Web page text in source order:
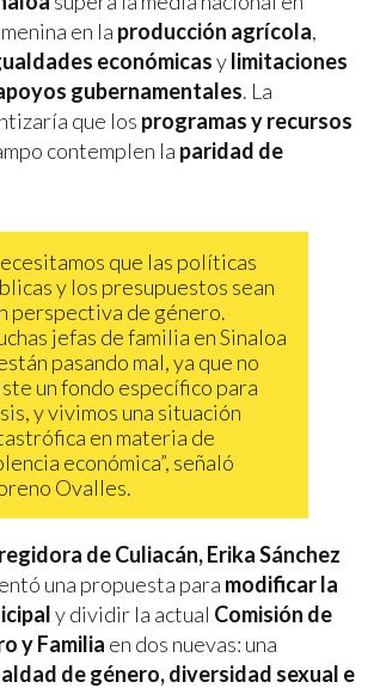
en la producción agrícola,
económicasylimitaciones
gubernamentales. La
que los programas y recursos
contemplen la paridad de
que las políticas
y los presupuestos sean
perspectiva de género.
jefas de familia en Sinaloa
pasando mal, ya que no
un fondo específico para
y vivimos una situación
en materia de
económica”, señaló
Ovalles.
regidora de Culiacán, Erika Sánchez
una propuesta para modificar la
y dividir la actual Comisión de
y Familia en dos nuevas: una
de género, diversidad sexual e